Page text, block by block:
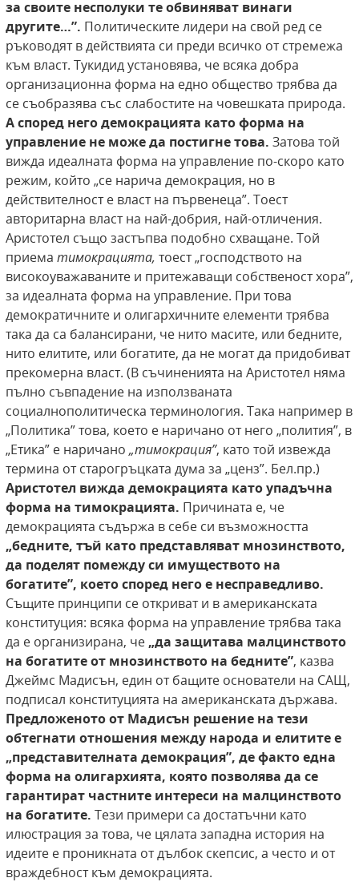
за своите несполуки те обвиняват винаги
другите…”. Политическите лидери на свой ред се
ръководят в действията си преди всичко от стремежа
към власт. Тукидид установява, че всяка добра
организационна форма на едно общество трябва да
се съобразява със слабостите на човешката природа.
А според него демокрацията като форма на
управление не може да постигнетова. Затова той
вижда идеалната форма на управление по-скоро като
режим, който „се нарича демокрация, но в
действителност е власт на първенеца”. Тоест
авторитарна власт на най-добрия, най-отличения.
Аристотел също застъпва подобно схващане. Той
приема тимокрацията, тоест „господството на
високоуважаваните и притежаващи собственост хора”,
за идеалната форма на управление. При това
демократичните и олигархичните елементи трябва
така да са балансирани, че нито масите, или бедните,
нито елитите, или богатите, да не могат да придобиват
прекомерна власт. (В съчиненията на Аристотел няма
пълно съвпадение на използваната
социалнополитическа терминология. Така например в
„Политика” това, което е наричано от него „полития”, в
„Етика” е наричано„тимокрация”, като той извежда
термина от старогръцката дума за „ценз”. Бел.пр.)
Аристотел вижда демокрацията като упадъчна
форма на тимокрацията. Причината е, че
демокрацията съдържа в себе си възможността
„бедните, тъй като представляват мнозинството,
да поделят помежду си имуществото на
богатите”, коетоспоред него е несправедливо.
Същите принципи се откриват и в американската
конституция: всяка форма на управление трябва така
да е организирана, че„да защитава малцинството
на богатите от мнозинството на бедните”, казва
Джеймс Мадисън, един от бащите основатели на САЩ,
подписал конституцията на американската държава.
Предложеното от Мадисън решение на тези
обтегнати отношения между народа и елитите е
„представителната демокрация”, де фактоедна
форма на олигархията, която позволява да се
гарантират частните интереси на малцинството
на богатите. Тези примери са достатъчни като
илюстрация за това, че цялата западна история на
идеите е проникната от дълбок скепсис, а често и от
враждебност към демокрацията.